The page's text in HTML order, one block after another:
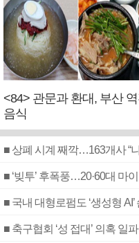
<84> 관문과 환대, 부산
음식
■ 상폐 시계 째깍…163개사 “
■ ‘빚투’ 후폭풍…20·60대 마
■ 국내 대형로펌도 ‘생성형 AI’